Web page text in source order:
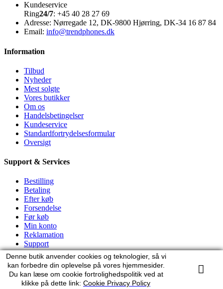
Kundeservice
Ring24/7: +45 40 28 27 69
Adresse: Nørregade 12, DK-9800 Hjørring, DK-34 16 87 84
Email: info@trendphones.dk
Information
Tilbud
Nyheder
Mest solgte
Vores butikker
Om os
Handelsbetingelser
Kundeservice
Standardfortrydelsesformular
Oversigt
Support & Services
Bestilling
Betaling
Efter køb
Forsendelse
Før køb
Min konto
Reklamation
Support
Min konto
Mine ordrer
Denne butik anvender cookies og teknologier, så vi
kan forbedre din oplevelse på vores hjemmesider.
Du kan læse om cookie fortrolighedspolitik ved at
klikke på dette link: Cookie Privacy Policy